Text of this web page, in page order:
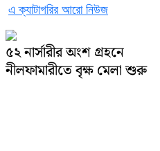
এ ক্যাটাগরির আরো নিউজ
৫২ নার্সারীর অংশ গ্রহনে
নীলফামারীতে বৃক্ষ মেলা শুরু